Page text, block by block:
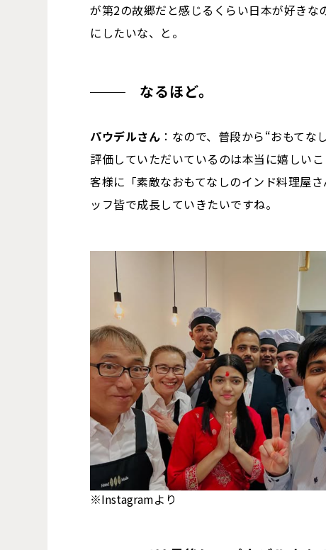
が第2の故郷だと感じるくらい日本が好き
にしたいな、と。
なるほど。
パウデルさん ：なので、普段から“おもて
評価していただいているのは本当に嬉しい
客様に「素敵なおもてなしのインド料理屋
ッフ皆で成長していきたいですね。
※Instagramより